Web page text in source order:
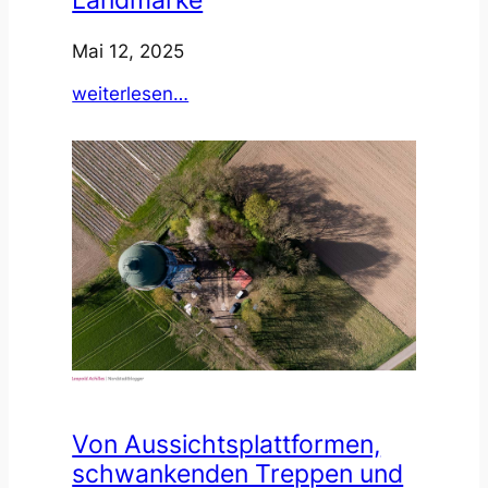
Mai 12, 2025
weiterlesen…
Druck
der
Öffentlichkeit
und
ein
Förderverein
retteten
die
vor
hin
rostende
Von Aussichtsplattformen,
schwankenden Treppen und